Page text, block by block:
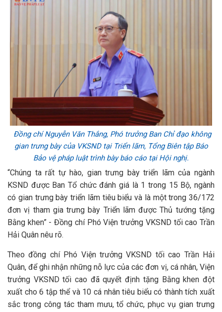
Đồng chí Nguyễn Văn Thắng, Phó trưởng Ban Chỉ đạo không
gian trưng bày của VKSND tại Triển lãm, Tổng Biên tập Báo
Bảo vệ pháp luật trình bày báo cáo tại Hội nghị.
“Chúng ta rất tự hào, gian trưng bày triển lãm của ngành
KSND được Ban Tổ chức đánh giá là 1 trong 15 Bộ, ngành
có gian trưng bày triển lãm tiêu biểu và là một trong 36/172
đơn vị tham gia trưng bày Triển lãm được Thủ tướng tặng
Bằng khen” - Đồng chí Phó Viện trưởng VKSND tối cao Trần
Hải Quân nêu rõ.
Theo đồng chí Phó Viện trưởng VKSND tối cao Trần Hải
Quân, để ghi nhận những nỗ lực của các đơn vị, cá nhân, Viện
trưởng VKSND tối cao đã quyết định tặng Bằng khen đột
xuất cho 6 tập thể và 10 cá nhân tiêu biểu có thành tích xuất
sắc trong công tác tham mưu, tổ chức, phục vụ gian trưng